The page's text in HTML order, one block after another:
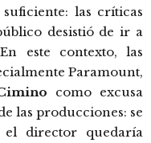
las críticas
desistió de ir a
este contexto, las
Paramount,
como excusa
las producciones: se
director quedaría